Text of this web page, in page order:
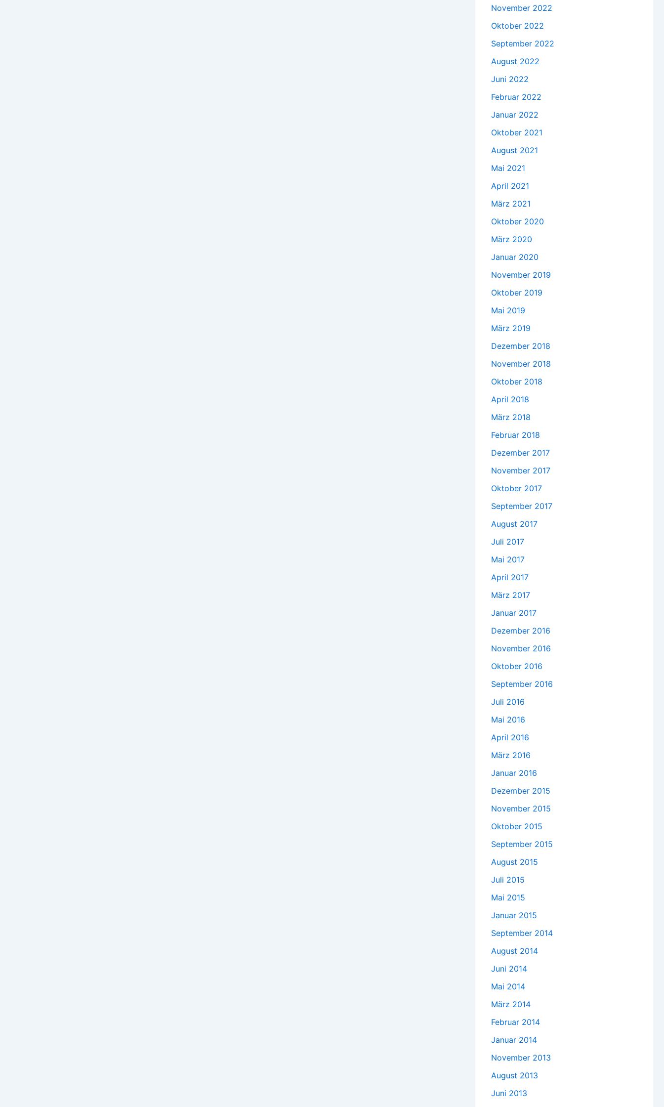
November 2022
Oktober 2022
September 2022
August 2022
Juni 2022
Februar 2022
Januar 2022
Oktober 2021
August 2021
Mai 2021
April 2021
März 2021
Oktober 2020
März 2020
Januar 2020
November 2019
Oktober 2019
Mai 2019
März 2019
Dezember 2018
November 2018
Oktober 2018
April 2018
März 2018
Februar 2018
Dezember 2017
November 2017
Oktober 2017
September 2017
August 2017
Juli 2017
Mai 2017
April 2017
März 2017
Januar 2017
Dezember 2016
November 2016
Oktober 2016
September 2016
Juli 2016
Mai 2016
April 2016
März 2016
Januar 2016
Dezember 2015
November 2015
Oktober 2015
September 2015
August 2015
Juli 2015
Mai 2015
Januar 2015
September 2014
August 2014
Juni 2014
Mai 2014
März 2014
Februar 2014
Januar 2014
November 2013
August 2013
Juni 2013